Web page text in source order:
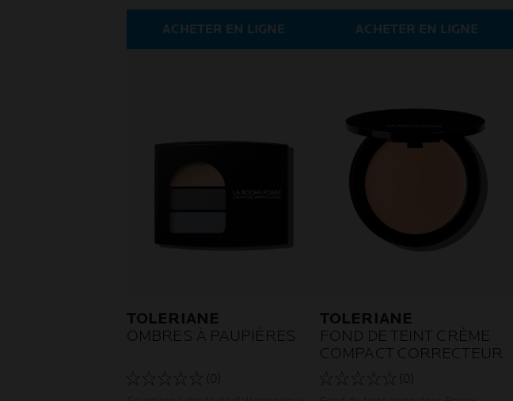
ACHETER EN LIGNE ACHETER EN LIGNE
TOLERIANE
OMBRES À PAUPIÈRES
(0)
TOLERIANE
FOND DE TEINT CRÈME
COMPACT CORRECTEUR
(0)